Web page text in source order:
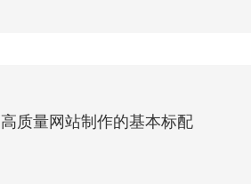
高质量网站制作的基本标配